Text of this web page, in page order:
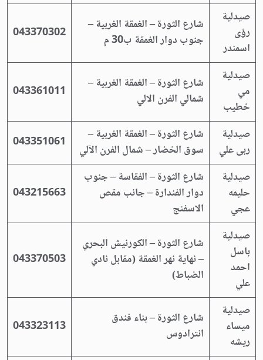
صيدلية
رؤى
اسمندر
شارع الثورة – الغمقة الغربية –
جنوب دوار الغمقة ب30 م
043370302
صيدلية
مي
خطيب
شارع الثورة – الغمقة الغربية –
شمالي الفرن الالي
043361011
صيدلية
ربى علي
شارع الثورة – الغمقة الغربية –
سوق الخضار – شمال الفرن الآلي
043351061
صيدلية
حليمه
عجي
شارع الثورة – الفقاسة – جنوب
دوار الفندارة – جانب مقص
الاسفنج
043215663
صيدلية
باسل
احمد
علي
شارع الثورة – الكورنيش البحري
– نهاية نهر الغمقة (مقابل نادي
الضباط)
043370503
صيدلية
ميساء
ريشه
شارع الثورة – بناء فندق
انترادوس
043323113